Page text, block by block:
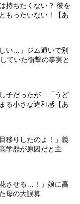
持ちたくない？ 彼を
もったいない！【あ
い…」ジム通いで別
ていた衝撃の事実と
子だったが…「うど
る小さな違和感【あ
移りしたのよ！」義
学歴が原因だと主
させる…！」娘に高
母の大誤算